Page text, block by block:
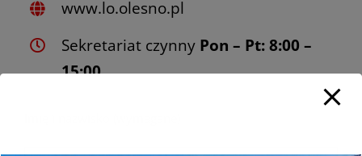
www.lo.olesno.pl
Sekretariat czynny Pon – Pt: 8:00 –
15:00